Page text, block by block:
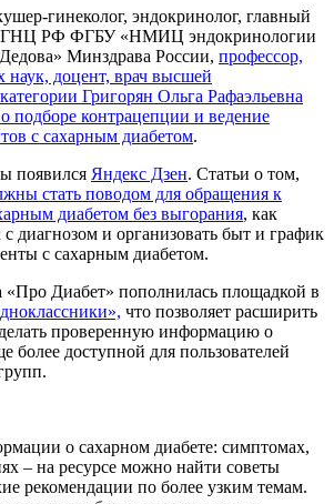
гинеколог, эндокринолог, главный
ГНЦ РФ ФГБУ «НМИЦ эндокринологии
Минздрава России, профессор,
наук, доцент, врач высшей
Григорян Ольга Рафаэльевна
подборе контрацепции и ведение
с сахарным диабетом.
появился Яндекс Дзен. Статьи о том,
стать поводом для обращения к
диабетом без выгорания, как
диагнозом и организовать быт и график
с сахарным диабетом.
«Про Диабет» пополнилась площадкой в
что позволяет расширить
проверенную информацию о
более доступной для пользователей
о сахарном диабете: симптомах,
– на ресурсе можно найти советы
рекомендации по более узким темам.